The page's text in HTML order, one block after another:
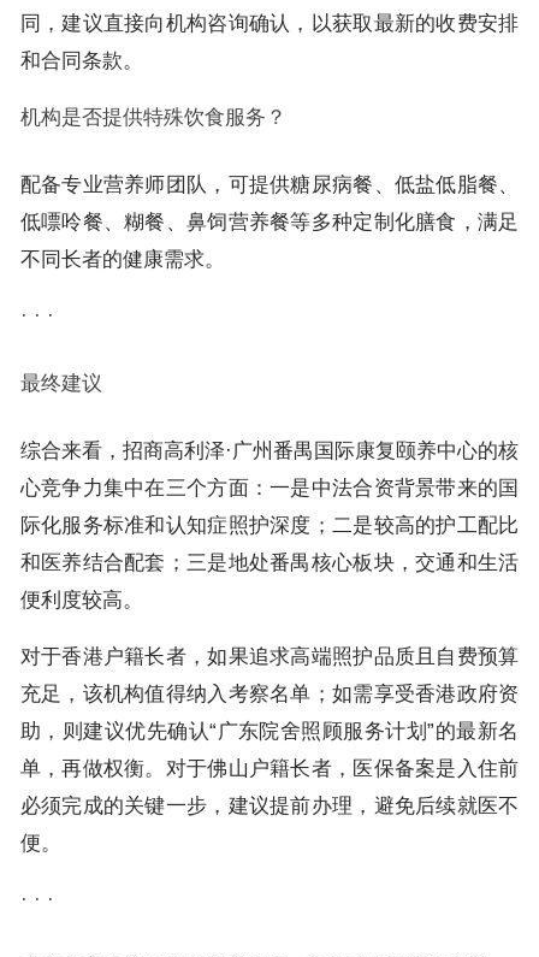
同，建议直接向机构咨询确认，以获取最新的收费安排
和合同条款。
机构是否提供特殊饮食服务？
配备专业营养师团队，可提供糖尿病餐、低盐低脂餐、
低嘌呤餐、糊餐、鼻饲营养餐等多种定制化膳食，满足
不同长者的健康需求。
· · ·
最终建议
综合来看，招商高利泽·广州番禺国际康复颐养中心的核
心竞争力集中在三个方面：一是中法合资背景带来的国
际化服务标准和认知症照护深度；二是较高的护工配比
和医养结合配套；三是地处番禺核心板块，交通和生活
便利度较高。
对于香港户籍长者，如果追求高端照护品质且自费预算
充足，该机构值得纳入考察名单；如需享受香港政府资
助，则建议优先确认“广东院舍照顾服务计划”的最新名
单，再做权衡。对于佛山户籍长者，医保备案是入住前
必须完成的关键一步，建议提前办理，避免后续就医不
便。
· · ·